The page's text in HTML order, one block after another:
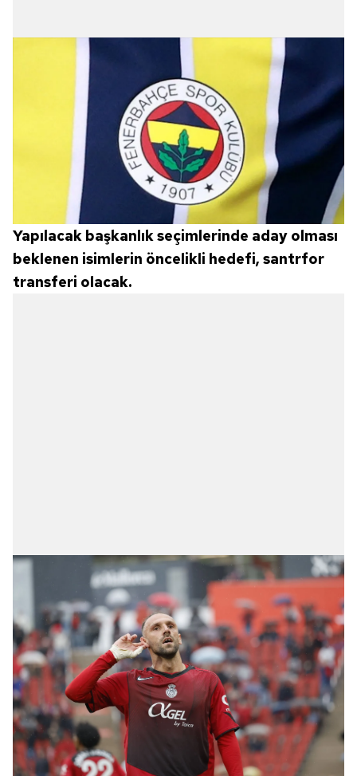
Yapılacak başkanlık seçimlerinde aday olması
beklenen isimlerin öncelikli hedefi, santrfor
transferi olacak.